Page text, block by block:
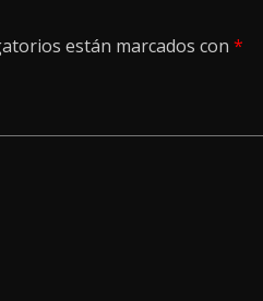
están marcados con *